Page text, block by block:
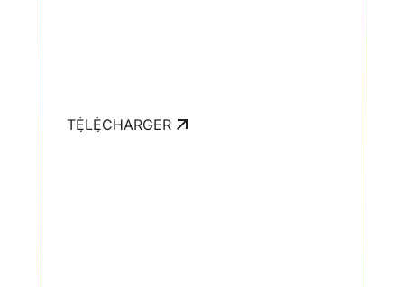
TÉLÉCHARGER